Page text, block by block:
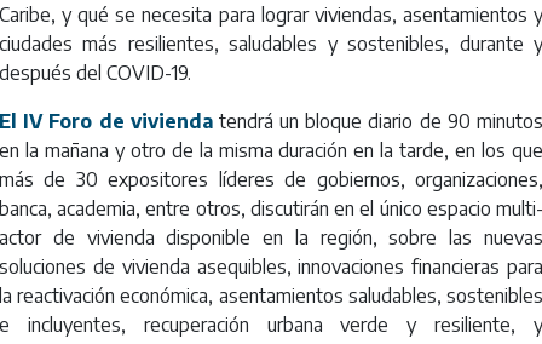
Caribe, y qué se necesita para lograr viviendas, asentamientos y
ciudades más resilientes, saludables y sostenibles, durante y
después del COVID-19.
El IV Foro de viviendatendrá un bloque diario de 90
en la mañana y otro de la misma duración en la tarde, en los que
más de 30 expositores líderes de gobiernos, organizaciones,
banca, academia, entre otros, discutirán en el único espacio multi-
actor de vivienda disponible en la región, sobre las nuevas
soluciones de vivienda asequibles, innovaciones financieras para
la reactivación económica, asentamientos saludables, sostenibles
e incluyentes, recuperación urbana verde y resiliente, y